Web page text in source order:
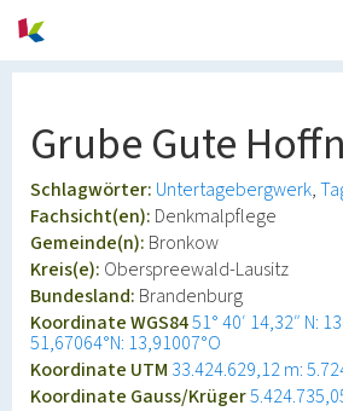
Grube Gute
Schlagwörter: Untertagebergwerk
Fachsicht(en): Denkmalpflege
Gemeinde(n): Bronkow
Kreis(e): Oberspreewald-Lausitz
Bundesland: Brandenburg
Koordinate WGS8451° 40′ 14,32″ N:
51,67064°N: 13,91007°O
Koordinate UTM 33.424.629,12 m:
Koordinate Gauss/Krüger